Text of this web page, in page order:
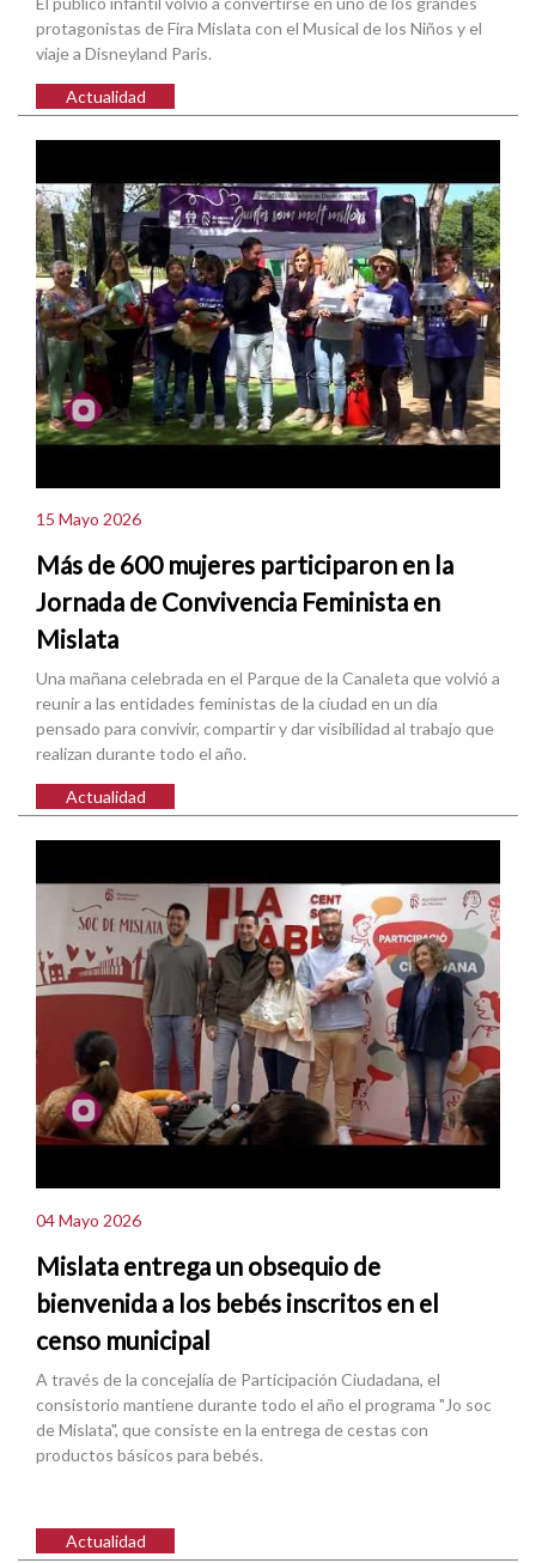
protagonistas de Fira Mislata con el Musical de los Niños y el
viaje a Disneyland Paris.
Actualidad
15 Mayo 2026
Más de 600 mujeres participaron en la
Jornada de Convivencia Feminista en
Mislata
Una mañana celebrada en el Parque de la Canaleta que volvió a
reunir a las entidades feministas de la ciudad en un día
pensado para convivir, compartir y dar visibilidad al trabajo que
realizan durante todo el año.
Actualidad
04 Mayo 2026
Mislata entrega un obsequio de
bienvenida a los bebés inscritos en el
censo municipal
A través de la concejalía de Participación Ciudadana, el
consistorio mantiene durante todo el año el programa "Jo soc
de Mislata", que consiste en la entrega de cestas con
productos básicos para bebés.
Actualidad